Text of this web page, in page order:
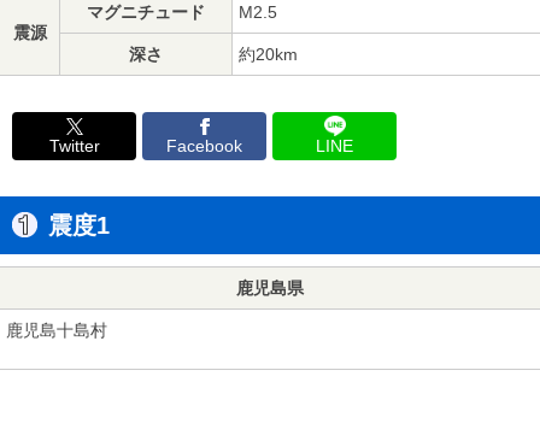
震源
マグニチュード M2.5
深さ 約20km
Twitter Facebook LINE
震度1
鹿児島県
鹿児島十島村